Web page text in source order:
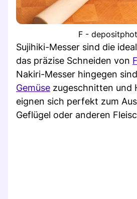
F -
Sujihiki-Messer sind die
das präzise Schneiden von
Nakiri-Messer hingegen
Gemüse zugeschnitten und
eignen sich perfekt zum
Geflügel oder anderen